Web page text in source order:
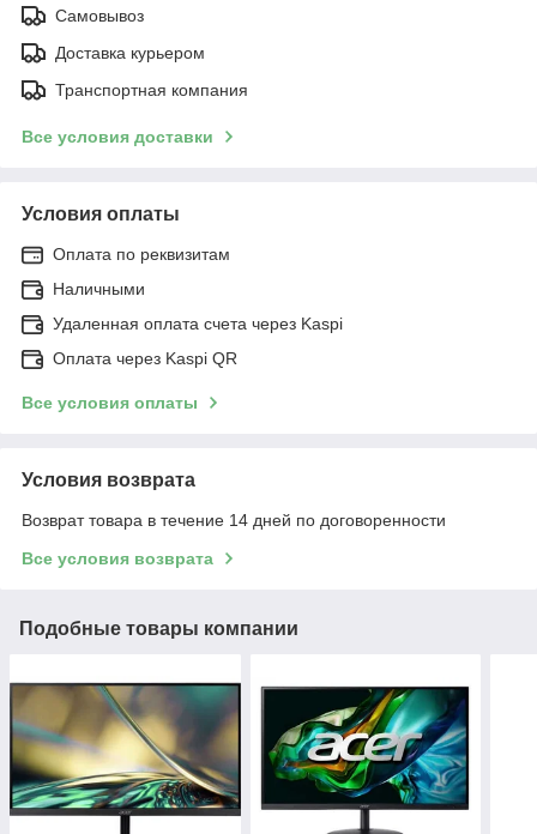
Самовывоз
Доставка курьером
Транспортная компания
Все условия доставки
Условия оплаты
Оплата по реквизитам
Наличными
Удаленная оплата счета через Kaspi
Оплата через Kaspi QR
Все условия оплаты
Условия возврата
Возврат товара в течение 14 дней по договоренности
Все условия возврата
Подобные товары компании